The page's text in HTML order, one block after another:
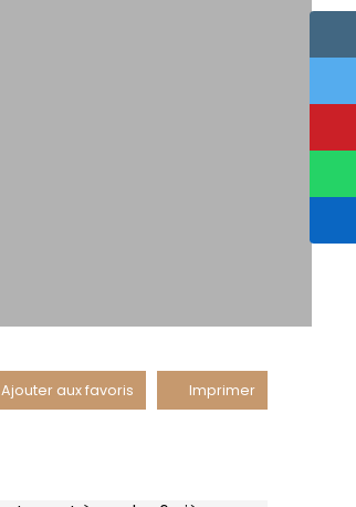
Ajouter aux favoris Imprimer